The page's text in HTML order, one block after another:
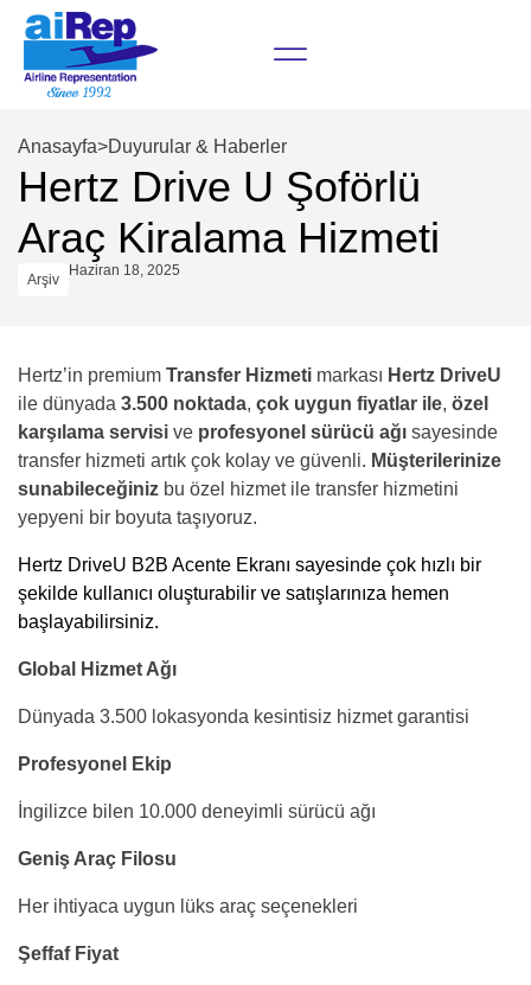
Anasayfa>Duyurular & Haberler
Hertz Drive U Şoförlü
Araç Kiralama Hizmeti
Arşiv
Haziran 18, 2025
Hertz’in premium Transfer Hizmeti markası Hertz DriveU
ile dünyada 3.500 noktada, çok uygun fiyatlar ile, özel
karşılama servisi ve profesyonel sürücü ağı sayesinde
transfer hizmeti artık çok kolay ve güvenli. Müşterilerinize
sunabileceğiniz bu özel hizmet ile transfer hizmetini
yepyeni bir boyuta taşıyoruz.
Hertz DriveU B2B Acente Ekranı sayesinde çok hızlı bir
şekilde kullanıcı oluşturabilir ve satışlarınıza hemen
başlayabilirsiniz.
Global Hizmet Ağı
Dünyada 3.500 lokasyonda kesintisiz hizmet garantisi
Profesyonel Ekip
İngilizce bilen 10.000 deneyimli sürücü ağı
Geniş Araç Filosu
Her ihtiyaca uygun lüks araç seçenekleri
Şeffaf Fiyat